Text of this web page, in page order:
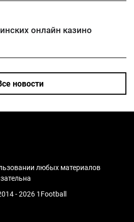
онлайн казино
новости
любых материалов
- 2026 1Football